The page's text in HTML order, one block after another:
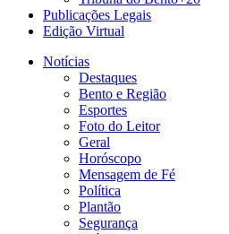
Publicações Legais
Edição Virtual
Notícias
Destaques
Bento e Região
Esportes
Foto do Leitor
Geral
Horóscopo
Mensagem de Fé
Política
Plantão
Segurança